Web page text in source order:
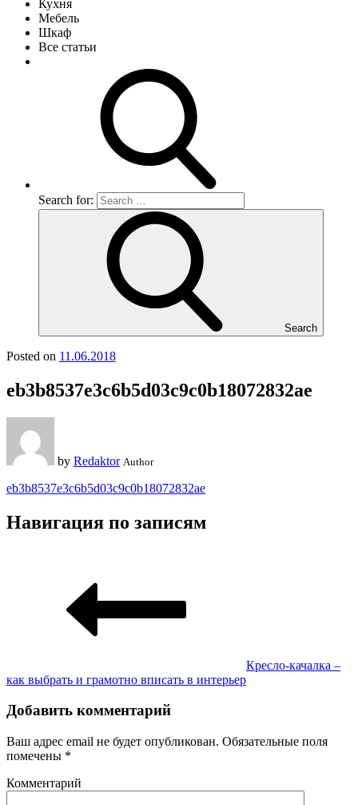
Кухня
Мебель
Шкаф
Все статьи
Search for:
Search
Posted on 11.06.2018
eb3b8537e3c6b5d03c9c0b18072832ae
by Redaktor Author
eb3b8537e3c6b5d03c9c0b18072832ae
Навигация по записям
Кресло-качалка –
как выбрать и грамотно вписать в интерьер
Добавить комментарий
Ваш адрес email не будет опубликован. Обязательные поля
помечены *
Комментарий